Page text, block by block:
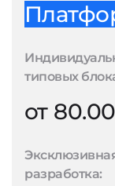
типовых
от
разработка: